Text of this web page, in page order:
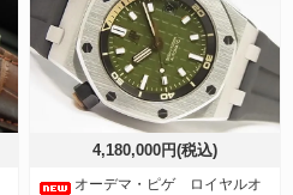
4,180,000円(税込)
オーデマ・ピゲ ロイヤルオ